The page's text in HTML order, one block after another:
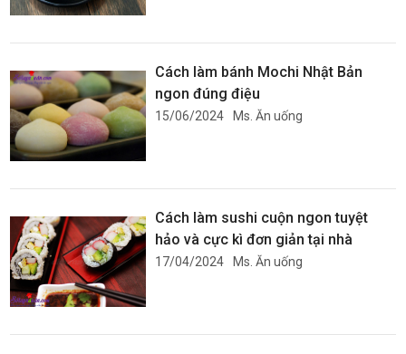
Cách làm bánh Mochi Nhật Bản
ngon đúng điệu
15/06/2024 Ms. Ăn uống
Cách làm sushi cuộn ngon tuyệt
hảo và cực kì đơn giản tại nhà
17/04/2024 Ms. Ăn uống